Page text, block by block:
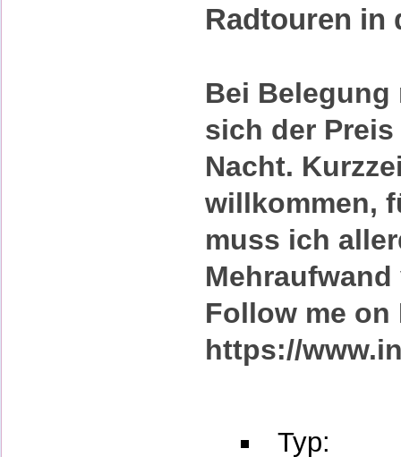
Radtouren in
Bei Belegung
sich der
Nacht.
willkommen,
muss ich
Follow me on
https://
Typ: